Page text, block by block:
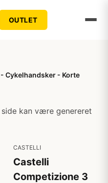
OUTLET
Cykelhandsker - Korte
kan være genereret
CASTELLI
Castelli
Competizione 3